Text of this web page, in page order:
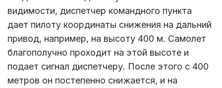
видимости, диспетчер командного пункта
дает пилоту координаты снижения на дальний
привод, например, на высоту 400 м. Самолет
благополучно проходит на этой высоте и
подает сигнал диспетчеру. После этого с 400
метров он постепенно снижается, и на